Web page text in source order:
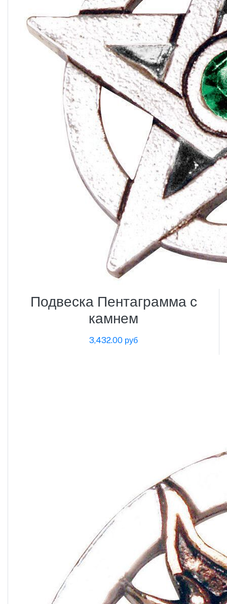
Подвеска Пентаграмма с
камнем
3,432.00 руб